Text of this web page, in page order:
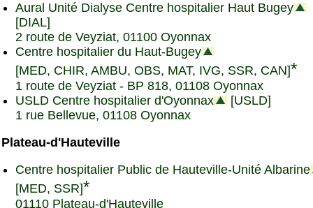
Aural Unité Dialyse Centre hospitalier Haut Bugey
[DIAL]
2 route de Veyziat, 01100 Oyonnax
Centre hospitalier du Haut-Bugey
[MED, CHIR, AMBU, OBS, MAT, IVG, SSR, CAN]*
1 route de Veyziat - BP 818, 01108 Oyonnax
USLD Centre hospitalier d'Oyonnax
[USLD]
1 rue Bellevue, 01108 Oyonnax
Plateau-d'Hauteville
Centre hospitalier Public de Hauteville-Unité Albarine
[MED, SSR]*
01110 Plateau-d'Hauteville